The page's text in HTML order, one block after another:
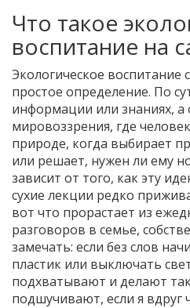
Что такое
воспитание на
Экологическое воспитание
простое определение. По
информации или знаниях,
мировоззрения, где
природе, когда выбирает
или решает, нужен ли ему
зависит от того, как эту
сухие лекции редко
вот что прорастает из
разговоров в семье,
замечать: если без слов
пластик или выключать
подхватывают и делают
подшучивают, если я вдруг